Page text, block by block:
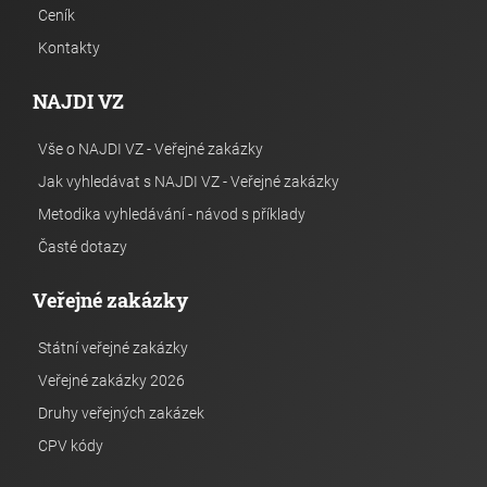
Ceník
Kontakty
NAJDI VZ
Vše o NAJDI VZ - Veřejné zakázky
Jak vyhledávat s NAJDI VZ - Veřejné zakázky
Metodika vyhledávání - návod s příklady
Časté dotazy
Veřejné zakázky
Státní veřejné zakázky
Veřejné zakázky 2026
Druhy veřejných zakázek
CPV kódy